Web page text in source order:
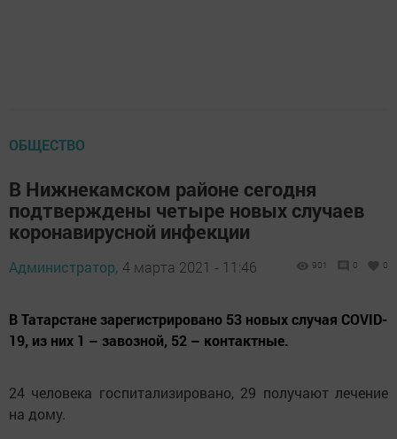
ОБЩЕСТВО
В Нижнекамском районе сегодня
подтверждены четыре новых случаев
коронавирусной инфекции
Администратор, 4 марта 2021 - 11:46 901 0 0
В Татарстане зарегистрировано 53 новых случая COVID-
19, из них 1 – завозной, 52 – контактные.
24 человека госпитализировано, 29 получают лечение
на дому.